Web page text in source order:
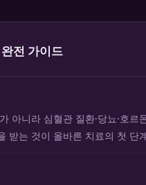
전 가이드
아니라 심혈관 질환·당뇨·호르
받는 것이 올바른 치료의 첫 단